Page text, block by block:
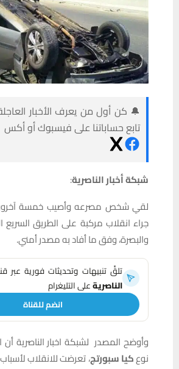
🔔 كن أول من يعرف الأخبار
تابع حساباتنا على فيسبوك أو أكس
شبكة أخبار الناصرية:
لقي شخص مصرعه وأصيب خمسة
جراء انقلاب مركبة على الطريق السريع
والبصرة، وفق ما أفاد به مصدر أمني.
تلقَّ تنبيهات وتحديثات فورية عبر
الناصريةعلى التليغرام
انضم للقناة
وأوضح المصدر لشبكة اخبار الناصرية
نوعكيا سبورتج، تعرضت للانقلاب